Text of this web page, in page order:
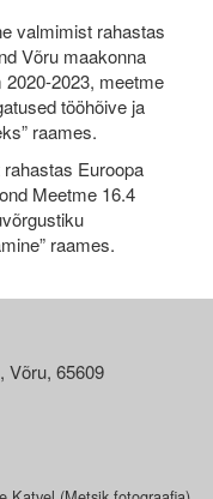
valmimist rahastas
Võru maakonna
2023, meetme
tööhõive ja
raames.
Euroopa
Meetme 16.4
raames.
Võru, 65609